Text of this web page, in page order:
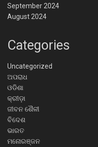
September 2024
August 2024
Categories
Uncategorized
ଅପରାଧ
ଓଡିଶା
କ୍ରୀଡ଼ା
ଜୀବନ ଶୈଳୀ
ବିଦେଶ
ଭାରତ
ମନୋରଞ୍ଜନ